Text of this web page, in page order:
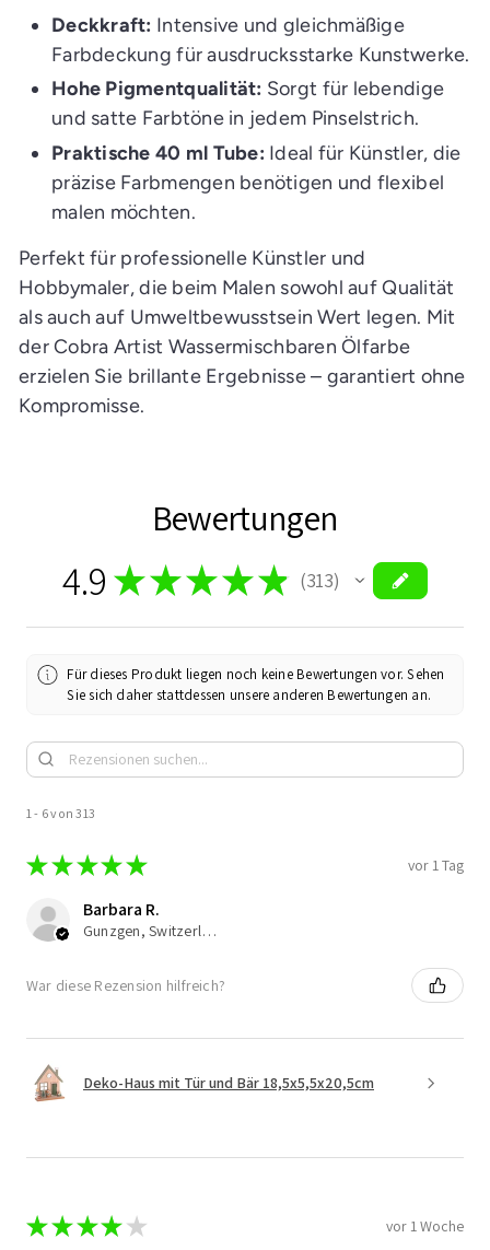
Deckkraft: Intensive und gleichmäßige
Farbdeckung für ausdrucksstarke Kunstwerke.
Hohe Pigmentqualität: Sorgt für lebendige
und satte Farbtöne in jedem Pinselstrich.
Praktische 40 ml Tube: Ideal für Künstler, die
präzise Farbmengen benötigen und flexibel
malen möchten.
Perfekt für professionelle Künstler und
Hobbymaler, die beim Malen sowohl auf Qualität
als auch auf Umweltbewusstsein Wert legen. Mit
der Cobra Artist Wassermischbaren Ölfarbe
erzielen Sie brillante Ergebnisse – garantiert ohne
Kompromisse.
Bewertungen
4.9 ★★★★★ 313
313
Für dieses Produkt liegen noch keine Bewertungen vor. Sehen
Sie sich daher stattdessen unsere anderen Bewertungen an.
1 - 6 von 313
★★ ★★★ vor 1 Tag
Barbara R.
Gunzgen, Switzerland
War diese Rezension hilfreich?
Deko-Haus mit Tür und Bär 18,5x5,5x20,5cm
★★ ★★ ★ vor 1 Woche